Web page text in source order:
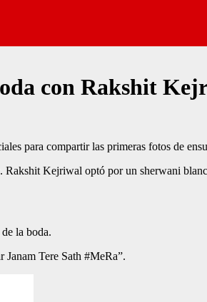
con Rakshit
para compartir las primeras fotos de
Kejriwal optó por un sherwani
la boda.
Janam Tere Sath #MeRa”.